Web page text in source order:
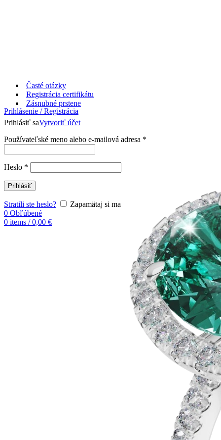
Časté otázky
Registrácia certifikátu
Prihlásenie / Registrácia
Prihlásiť saVytvoriť účet
Používateľské meno alebo e-mailová adresa *
Heslo *
Prihlásiť
Stratili ste heslo?
Zapamätaj si ma
0 Obľúbené
0 items / 0,00 €
Zásnubné prstene